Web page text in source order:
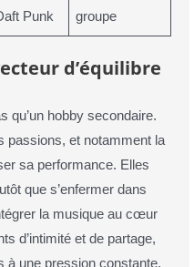
Punk
groupe
d’équilibre
qu’un hobby secondaire.
passions, et notamment la
sa performance. Elles
que s’enfermer dans
la musique au cœur
d’intimité et de partage,
à une pression constante.